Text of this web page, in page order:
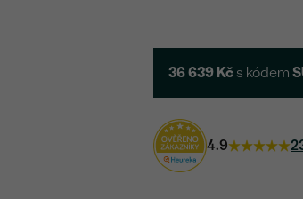
36 639 Kč s kódem
4.9